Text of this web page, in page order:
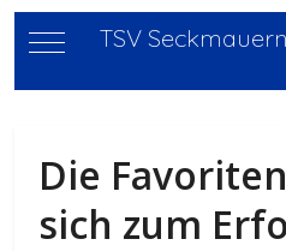
Mobile Menu Toggle
TSV
Die
sich zum